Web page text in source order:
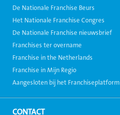
De Nationale Franchise Beurs
Het Nationale Franchise Congres
De Nationale Franchise nieuwsbrief
Franchises ter overname
Franchise in the Netherlands
Franchise in Mijn Regio
Aangesloten bij het Franchiseplatform
CONTACT